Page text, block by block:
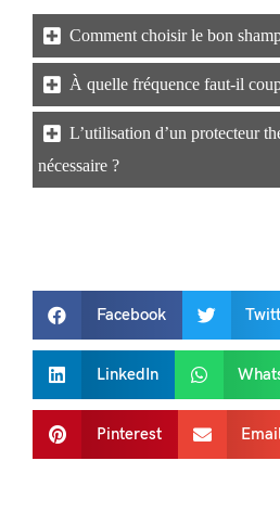
Comment choisir le bon
À quelle fréquence faut-il
L’utilisation d’un protecteur
nécessaire ?
Facebook
LinkedIn
Pinterest